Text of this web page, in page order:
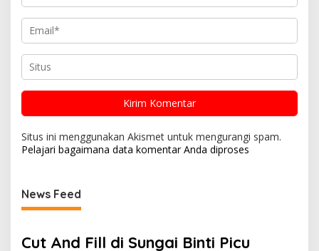
Situs ini menggunakan Akismet untuk mengurangi spam.
Pelajari bagaimana data komentar Anda diproses
News Feed
Cut And Fill di Sungai Binti Picu